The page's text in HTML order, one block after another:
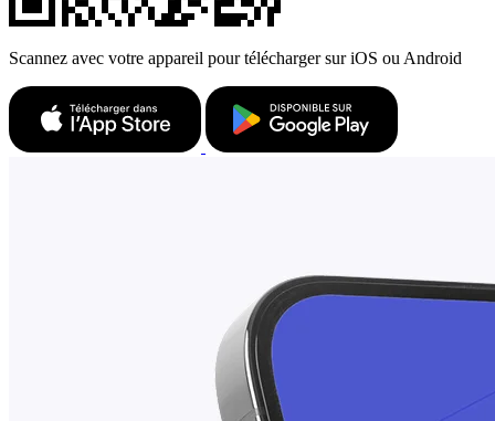
Scannez avec votre appareil pour télécharger sur iOS ou Android